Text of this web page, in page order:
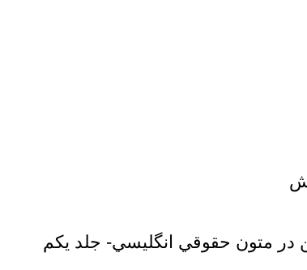
در متون حقوقي انگليسي- جلد يكم